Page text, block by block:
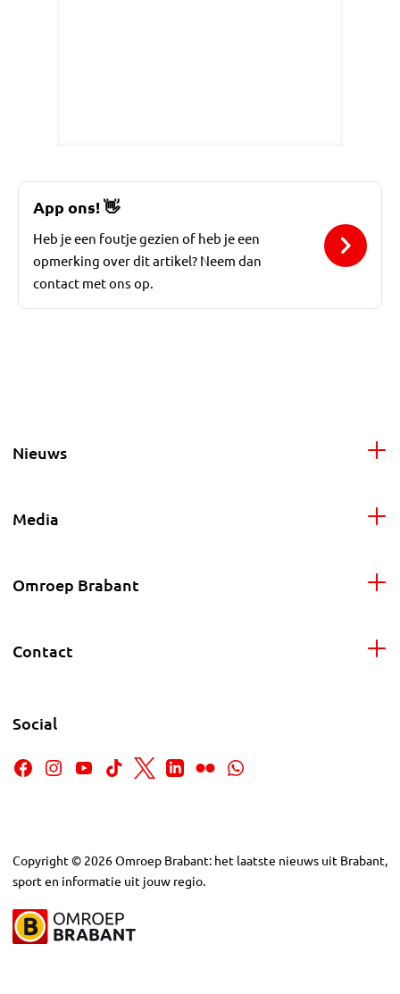
App ons!👋
Heb je een foutje gezien of heb je een
opmerking over dit artikel? Neem dan
contact met ons op.
Nieuws
Media
Omroep Brabant
Contact
Social
Copyright © 2026Omroep Brabant: het laatste nieuws uit Brabant,
sport en informatie uit jouw regio.